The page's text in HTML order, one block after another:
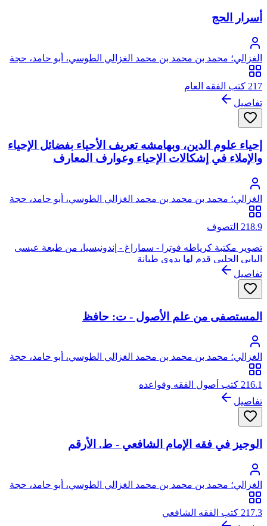
أسرار الحج
الغزالي؛ محمد بن محمد بن محمد الغزالي الطوسي، أبو حامد، حجة
الإسلام
217 كتب الفقه العام
تفاصيل
إحياء علوم الدين، وبهامشه تعريف الأحياء بفضائل الإحياء
والإملاء في إشكالات الإحياء وعوارف المعارف
الغزالي؛ محمد بن محمد بن محمد الغزالي الطوسي، أبو حامد، حجة
الإسلام
218.9 التصوف
تصوير مكتبة كرياطه فوترا - سماراغ - إندونيسيا، من طبعة عيسى
البابي الحلبي قدم لها بدوي طبانة
تفاصيل
المستصفى من علم الأصول - ت: حافظ
الغزالي؛ محمد بن محمد بن محمد الغزالي الطوسي، أبو حامد، حجة
الإسلام
216.1 كتب أصول الفقه وقواعده
تفاصيل
الوجيز في فقه الإمام الشافعي - ط. الأرقم
الغزالي؛ محمد بن محمد بن محمد الغزالي الطوسي، أبو حامد، حجة
الإسلام
217.3 كتب الفقه الشافعي